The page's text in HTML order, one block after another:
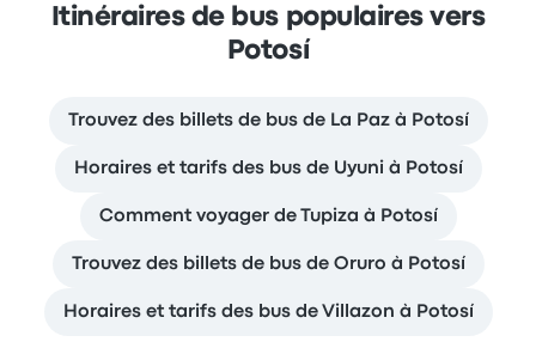
Itinéraires de bus populaires vers
Potosí
Trouvez des billets de bus de La Paz à Potosí
Horaires et tarifs des bus de Uyuni à Potosí
Comment voyager de Tupiza à Potosí
Trouvez des billets de bus de Oruro à Potosí
Horaires et tarifs des bus de Villazon à Potosí